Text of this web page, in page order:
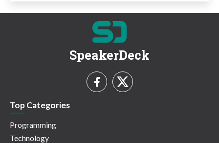
SpeakerDeck
Top Categories
Programming
Technology